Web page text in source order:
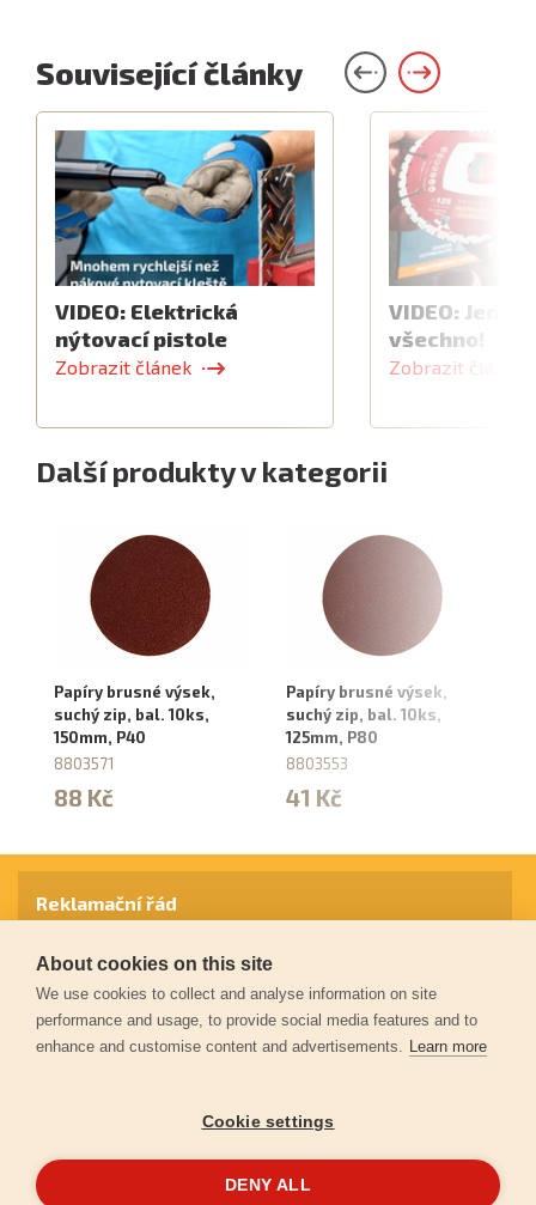
Související články
VIDEO: Elektrická
nýtovací pistole
Zobrazit článek
VIDEO:
všechno!
Zobrazit článek
Další produkty v kategorii
Papíry brusné výsek,
suchý zip, bal. 10ks,
150mm, P40
8803571
88 Kč
Papíry brusné výsek,
suchý zip, bal. 10ks,
125mm, P80
8803553
41 Kč
Reklamační řád
Záruční podmínky
Ochrana osobních údajů
About cookies on this site
We use cookies to collect and analyse information on site
performance and usage, to provide social media features and to
enhance and customise content and advertisements. Learn more
Cookie settings
DENY ALL